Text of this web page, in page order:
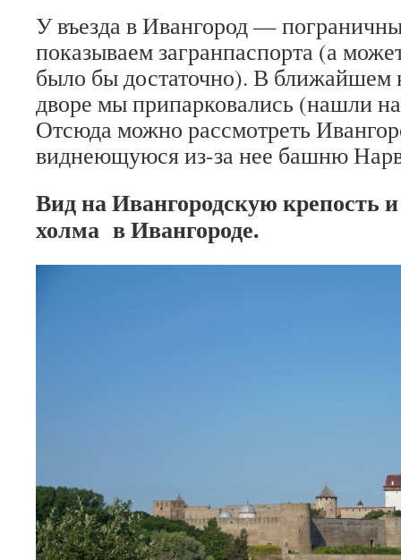
У въезда в Ивангород —
показываем загранпаспорта (а
было бы достаточно). В
дворе мы припарковались (нашли
Отсюда можно рассмотреть
виднеющуюся из-за нее башню
Вид на Ивангородскую крепость
холма в Ивангороде.